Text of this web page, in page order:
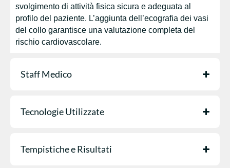
svolgimento di attività fisica sicura e adeguata al
profilo del paziente. L’aggiunta dell’ecografia dei vasi
del collo garantisce una valutazione completa del
rischio cardiovascolare.
Staff Medico
Tecnologie Utilizzate
Tempistiche e Risultati